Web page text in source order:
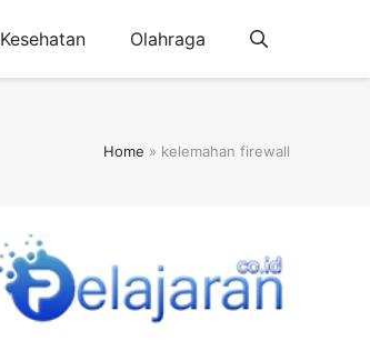
Kesehatan Olahraga
Home » kelemahan firewall